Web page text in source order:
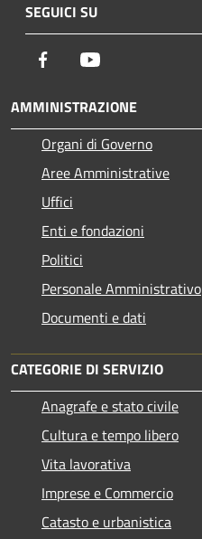
SEGUICI SU
Facebook
AMMINISTRAZIONE
Organi di Governo
Aree Amministrative
Uffici
Enti e fondazioni
Politici
Personale Amministrativo
Documenti e dati
CATEGORIE DI SERVIZIO
Anagrafe e stato civile
Cultura e tempo libero
Vita lavorativa
Imprese e Commercio
Catasto e urbanistica